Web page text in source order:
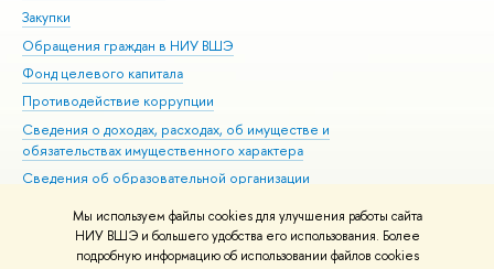
Мы используем файлы cookies для улучшения работы сайта
НИУ ВШЭ и большего удобства его использования. Более
подробную информацию об использовании файлов cookies
Закупки
Обращения граждан в НИУ ВШЭ
Фонд целевого капитала
Противодействие коррупции
Сведения о доходах, расходах, об имуществе и
обязательствах имущественного характера
Сведения об образовательной организации
Людям с ограниченными возможностями здоровья
Единая платежная страница
Работа в Вышке